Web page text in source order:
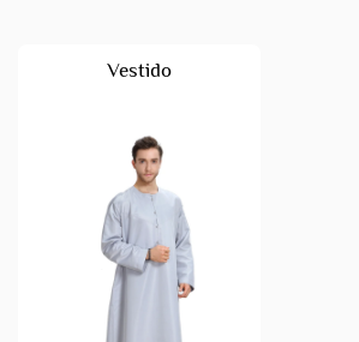
Vestido